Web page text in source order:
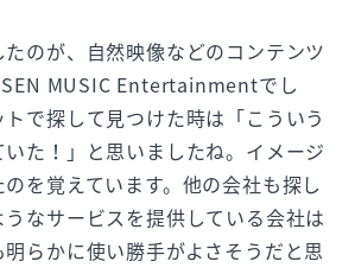
のが、自然映像などのコンテンツ
MUSIC Entertainmentでし
で探して見つけた時は「こういう
た！」と思いましたね。イメージ
を覚えています。他の会社も探し
なサービスを提供している会社は
らかに使い勝手がよさそうだと思